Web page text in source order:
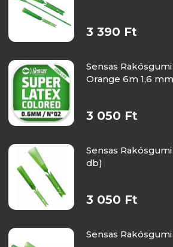
3 390 Ft
Sensas
Orange 6m 1,6 mm
3 050 Ft
Sensas
db)
3 050 Ft
Sensas